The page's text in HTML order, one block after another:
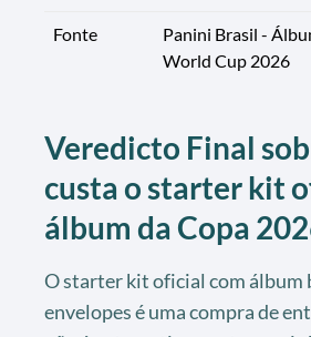
Fonte
Panini Brasil -
World Cup 2026
Veredicto Final
custa o starter kit
álbum da Copa
O starter kit oficial com álbum
envelopes é uma compra de